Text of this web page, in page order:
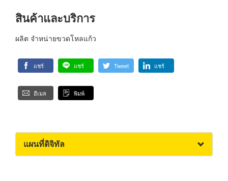
สินค้าและบริการ
ผลิต จำหน่ายขวดโหลแก้ว
แชร์ แชร์ Tweet แชร์
อีเมล พิมพ์
แผนที่ดิจิทัล